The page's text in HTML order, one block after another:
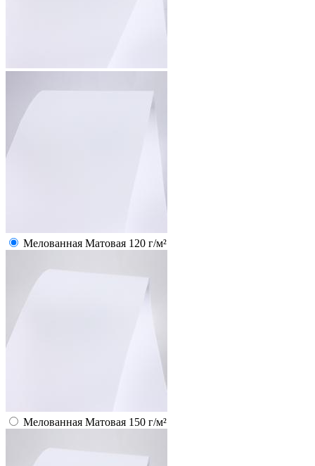
Мелованная Матовая 120 г/м²
Мелованная Матовая 150 г/м²